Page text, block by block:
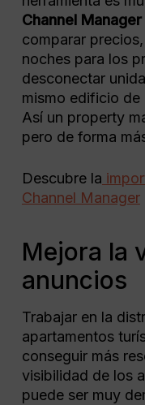
Channel
comparar
noches para los
desconectar
mismo edificio
Así un property
pero de forma
Descubre la
Channel Manager
Mejora la
anuncios
Trabajar en la
apartamentos
conseguir más
visibilidad de los
puede ser muy